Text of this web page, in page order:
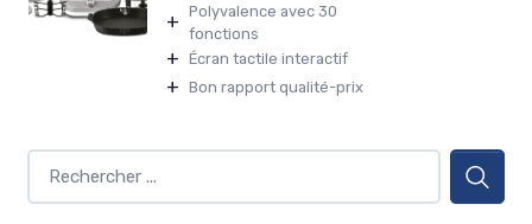
+ Polyvalence avec 30
fonctions
+ Écran tactile interactif
+ Bon rapport qualité-prix